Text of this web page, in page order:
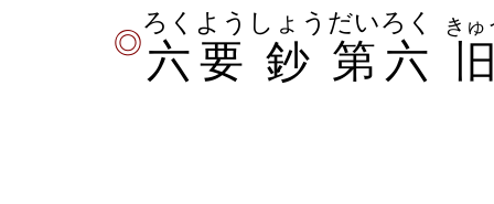
◎ 六
ろく
要
よう
鈔
しょう
第
だい
六
ろく きゅ